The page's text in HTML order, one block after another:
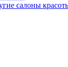
салоны